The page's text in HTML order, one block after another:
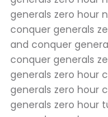
generals zero hour
conquer generals
and conquer
conquer generals
generals zero hour
generals zero hour
generals zero hour